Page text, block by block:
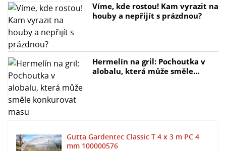
Víme, kde rostou! Kam vyrazit na
houby a nepřijít s prázdnou?
Hermelín na gril: Pochoutka v
alobalu, která může směle...
Gutta Gardentec Classic T 4 x 3 m PC 4
mm 100000576